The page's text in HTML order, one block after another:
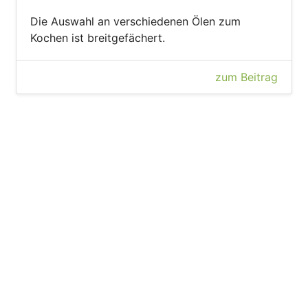
Die Auswahl an verschiedenen Ölen zum
Kochen ist breitgefächert.
zum Beitrag